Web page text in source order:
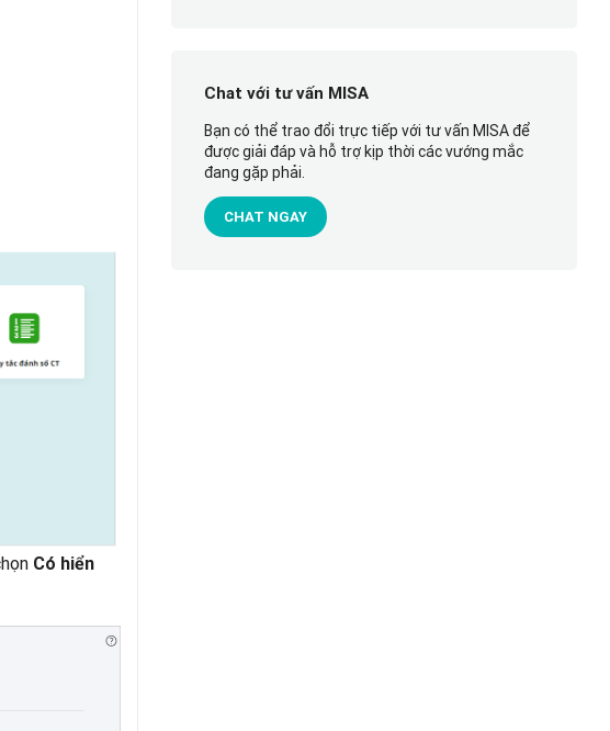
Có hiển
Chat với tư vấn MISA
Bạn có thể trao đổi trực tiếp với tư vấn MISA để
được giải đáp và hỗ trợ kịp thời các vướng mắc
đang gặp phải.
CHAT NGAY